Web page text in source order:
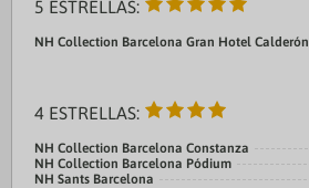
5 ESTRELLAS:
NH Collection Barcelona Gran Hotel Calderón
4 ESTRELLAS:
NH Collection Barcelona Constanza
NH Collection Barcelona Pódium
NH Sants Barcelona